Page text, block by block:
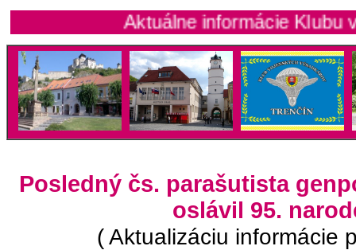
Aktuálne informácie Klubu
Posledný čs. parašutista
oslávil 95.
( Aktualizáciu informácie